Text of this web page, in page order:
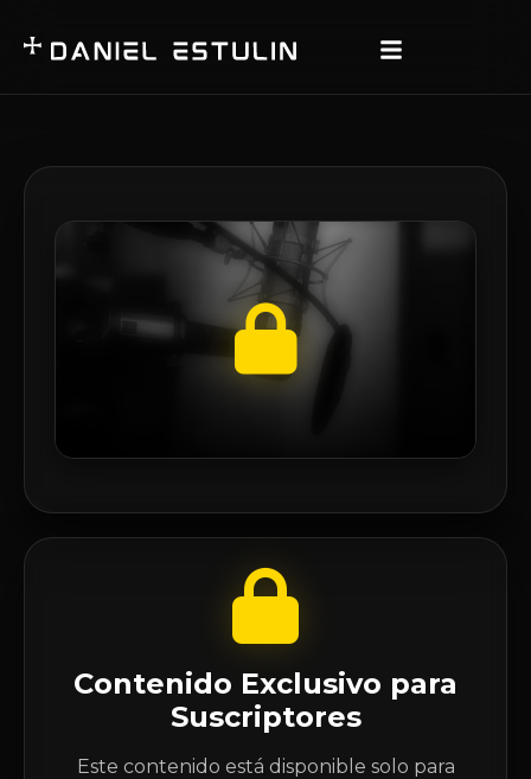
Contenido Exclusivo para
Suscriptores
Este contenido está disponible solo para